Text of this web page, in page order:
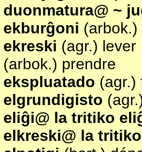
duonmatura@ ~
ekburĝoni
ekreski (agr.) lever
(arbok.) prendre
ekspluatado (agr.)
elgrundigisto
eliĝi@ la tritiko
elkreski@ la